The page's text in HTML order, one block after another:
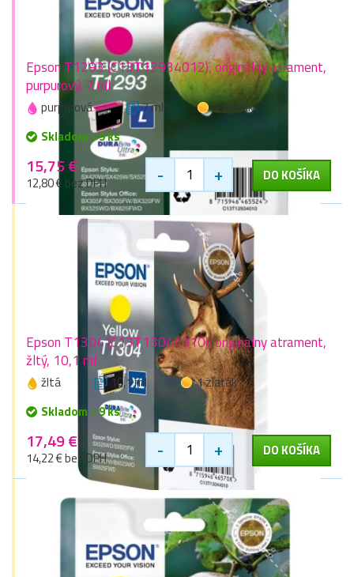
Epson T1293 (C13T12934012), originálny atrament,
purpurový, 7 ml
purpurová 7 ml
1 zlaťák
Skladom > 9 ks
15,75 €
12,80 € bez DPH - + DO KOŠÍKA
Epson T1304 (C13T13044010), originálny atrament,
žltý, 10,1 ml
žltá 10,1 ml
1 zlaťák
Skladom > 9 ks
17,49 €
14,22 € bez DPH - + DO KOŠÍKA